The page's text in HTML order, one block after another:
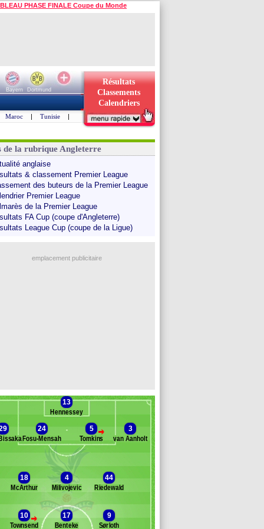
PHASE FINALE Coupe du Monde
Bayern
Dortmund
Résultats
Classements
Calendriers
Maroc | Tunisie |
de la rubrique Angleterre
anglaise
& classement Premier League
des buteurs de la Premier League
Premier League
de la Premier League
FA Cup (coupe d'Angleterre)
League Cup (coupe de la Ligue)
emplacement publicitaire
des remplaçants
Eyenga-Lokilo
13
Hennessey
24
Fosu-Mensah
>
5
Tomkins
3
van Aanholt
18
McArthur
4
Milivojevic
44
Riedewald
>
10
Townsend
17
Benteke
9
Sørloth